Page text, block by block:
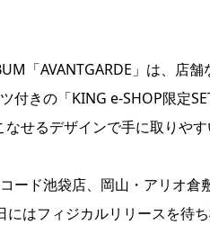
「AVANTGARDE」は、店
付きの「KING e-SHOP限定
せるデザインで手に取りやす
ード池袋店、岡山・アリオ倉
にはフィジカルリリースを待